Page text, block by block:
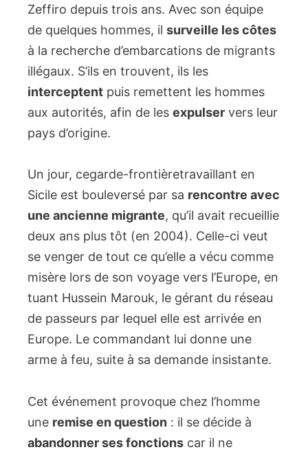
Zeffiro depuis trois ans. Avec son équipe
de quelques hommes, il surveille les côtes
à la recherche d’embarcations de migrants
illégaux. S’ils en trouvent, ils les
interceptent puis remettent les hommes
aux autorités, afin de les expulser vers leur
pays d’origine.
Un jour, cegarde-frontièretravaillant en
Sicile est bouleversé par sa rencontre avec
une ancienne migrante, qu’il avait recueillie
deux ans plus tôt (en 2004). Celle-ci veut
se venger de tout ce qu’elle a vécu comme
misère lors de son voyage vers l’Europe, en
tuant Hussein Marouk, le gérant du réseau
de passeurs par lequel elle est arrivée en
Europe. Le commandant lui donne une
arme à feu, suite à sa demande insistante.
Cet événement provoque chez l’homme
une remise en question : il se décide à
abandonner ses fonctions car il ne